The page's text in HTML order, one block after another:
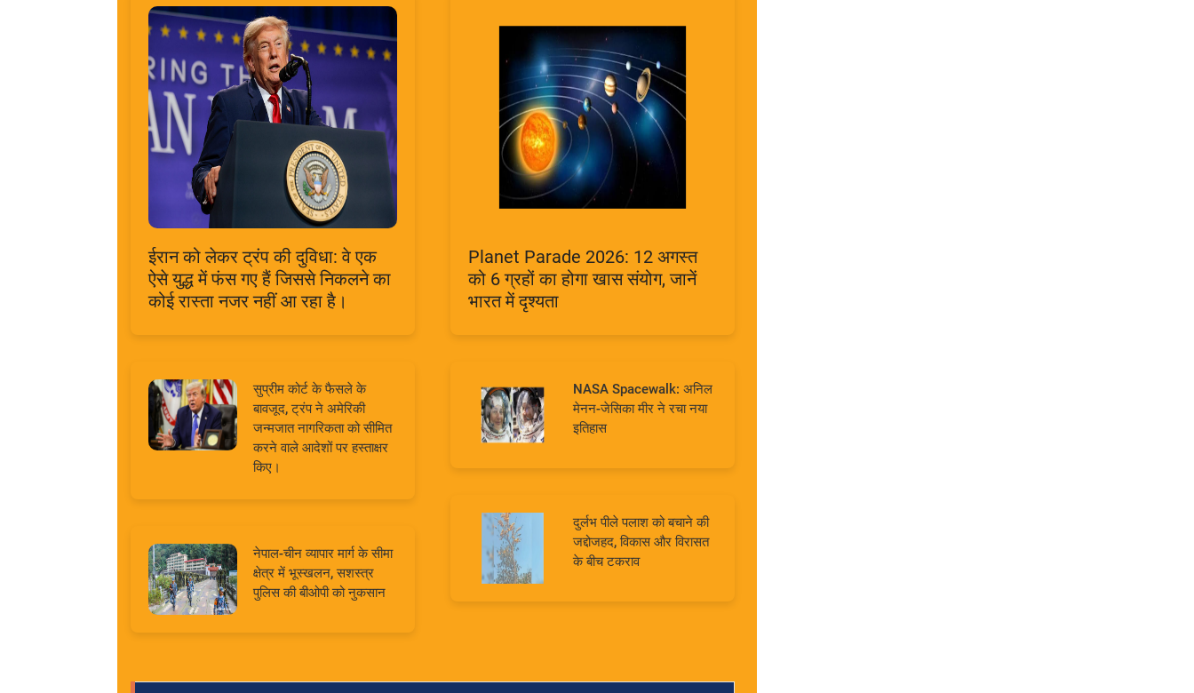
ईरान को लेकर ट्रंप की दुविधा: वे एक
ऐसे युद्ध में फंस गए हैं जिससे निकलने का
कोई रास्ता नजर नहीं आ रहा है।
सुप्रीम कोर्ट के फैसले के
बावजूद, ट्रंप ने अमेरिकी
जन्मजात नागरिकता को सीमित
करने वाले आदेशों पर हस्ताक्षर
किए।
नेपाल-चीन व्यापार मार्ग के सीमा
क्षेत्र में भूस्खलन, सशस्त्र
पुलिस की बीओपी को नुकसान
Planet Parade 2026: 12 अगस्त
को 6 ग्रहों का होगा खास संयोग, जानें
भारत में दृश्यता
NASA Spacewalk: अनिल
मेनन-जेसिका मीर ने रचा नया
इतिहास
दुर्लभ पीले पलाश को बचाने की
जद्दोजहद, विकास और विरासत
के बीच टकराव